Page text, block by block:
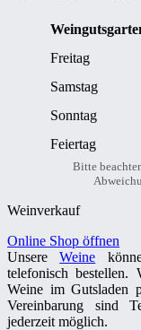
Freitag
Samstag
Sonntag
Feiertag
Bitte
Weinverkauf
Online Shop öffnen
UnsereWeine
telefonisch bestellen.
Weine im Gutsladen
Vereinbarung sind
jederzeit möglich.